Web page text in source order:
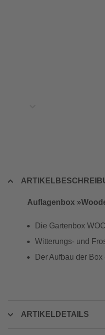
Auflagenbox
Die Gartenbox
Witterungs- und
Der Aufbau der
ARTIKELDETAILS